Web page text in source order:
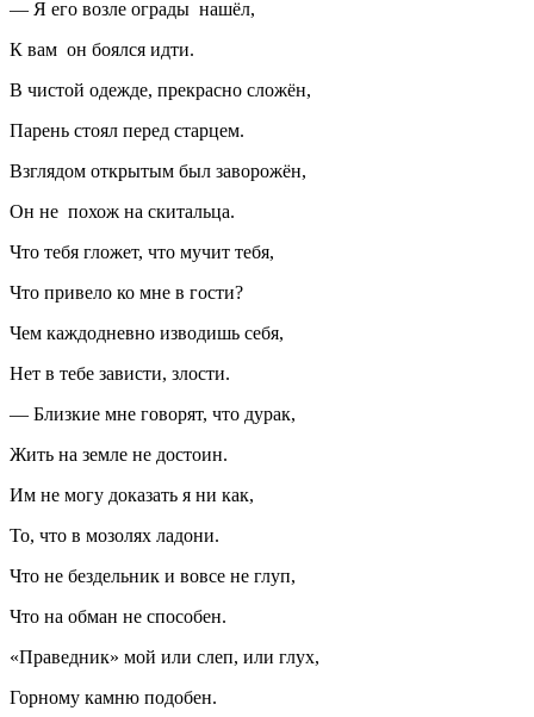
— Я его возле ограды нашёл,
К вам он боялся идти.
В чистой одежде, прекрасно сложён,
Парень стоял перед старцем.
Взглядом открытым был заворожён,
Он не похож на скитальца.
Что тебя гложет, что мучит тебя,
Что привело ко мне в гости?
Чем каждодневно изводишь себя,
Нет в тебе зависти, злости.
— Близкие мне говорят, что дурак,
Жить на земле не достоин.
Им не могу доказать я ни как,
То, что в мозолях ладони.
Что не бездельник и вовсе не глуп,
Что на обман не способен.
«Праведник» мой или слеп, или глух,
Горному камню подобен.